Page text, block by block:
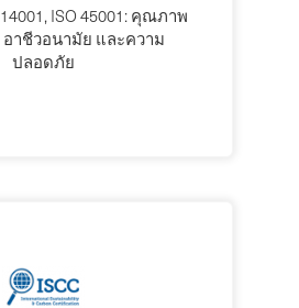
14001, ISO 45001: คุณภาพ
าชีวอนามัย และความ
ปลอดภัย